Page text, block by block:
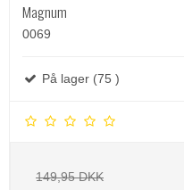
Magnum
0069
På lager (75 )
149,95 DKK